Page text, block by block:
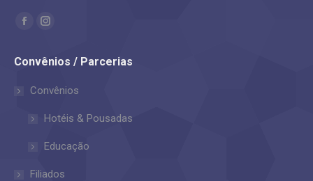
Encontre-nos em:
Facebook
opens
window
Instagram
opens
window
Convênios / Parcerias
Convênios
Hotéis & Pousadas
Educação
Filiados